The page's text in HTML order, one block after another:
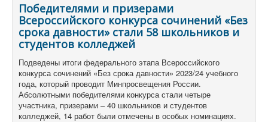
Победителями и призерами
Всероссийского конкурса сочинений «Без
срока давности» стали 58 школьников и
студентов колледжей
Подведены итоги федерального этапа Всероссийского
конкурса сочинений «Без срока давности» 2023/24 учебного
года, который проводит Минпросвещения России.
Абсолютными победителями конкурса стали четыре
участника, призерами – 40 школьников и студентов
колледжей, 14 работ были отмечены в особых номинациях.